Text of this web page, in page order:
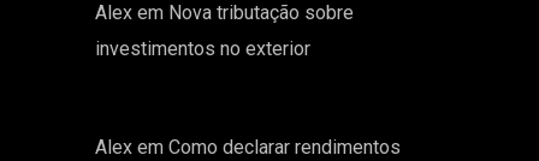
Alex em Nova tributação sobre
investimentos no exterior
Alex em Como declarar rendimentos